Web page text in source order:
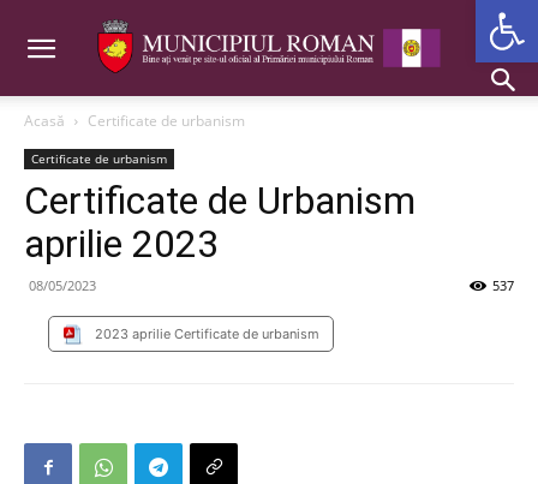
Acasă Certificate de urbanism
Certificate de urbanism
Certificate de Urbanism
aprilie 2023
08/05/2023 537
2023 aprilie Certificate de urbanism